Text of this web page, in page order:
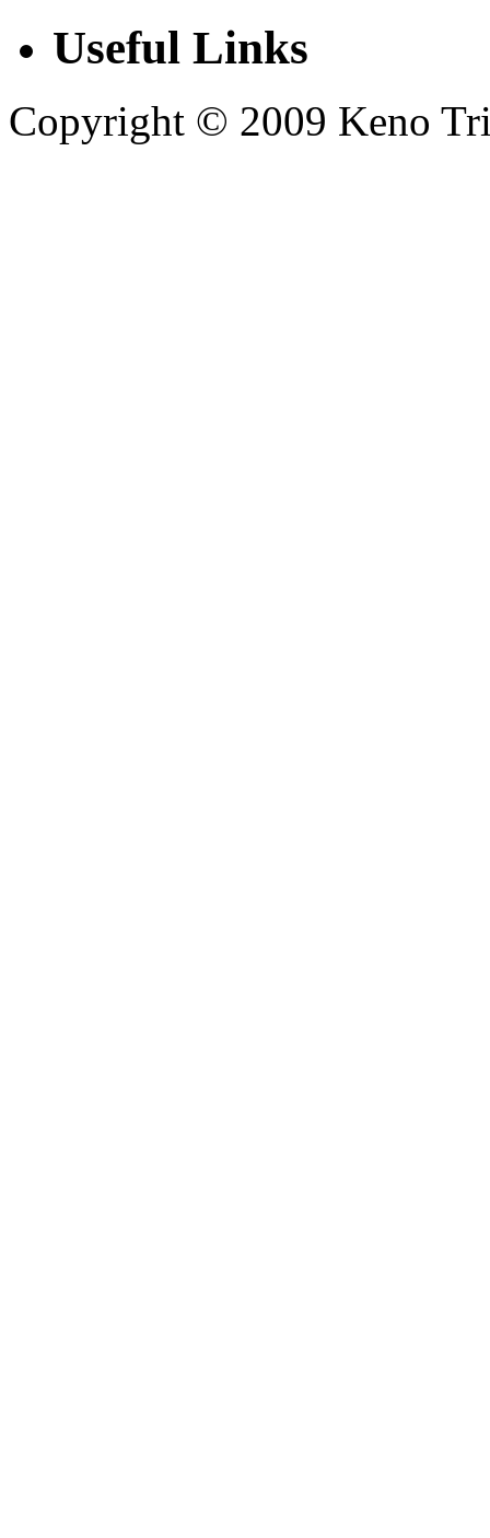
Useful Links
Copyright © 2009 Keno